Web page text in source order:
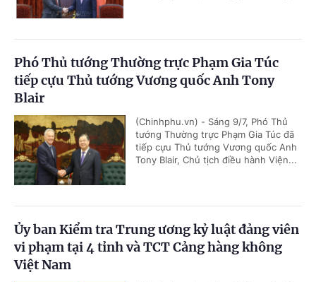
Phó Thủ tướng Thường trực Phạm Gia Túc
tiếp cựu Thủ tướng Vương quốc Anh Tony
Blair
(Chinhphu.vn) - Sáng 9/7, Phó Thủ
tướng Thường trực Phạm Gia Túc đã
tiếp cựu Thủ tướng Vương quốc Anh
Tony Blair, Chủ tịch điều hành Viện...
Ủy ban Kiểm tra Trung ương kỷ luật đảng viên
vi phạm tại 4 tỉnh và TCT Cảng hàng không
Việt Nam